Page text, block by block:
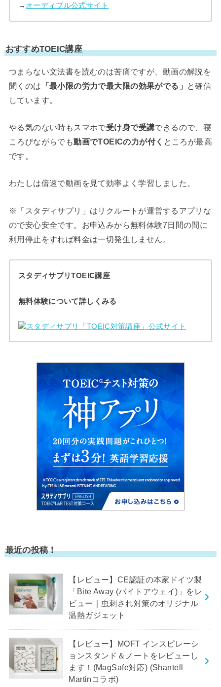
→ オーディブル公式サイト
おすすめTOEIC講座
つまらない文法書を読むのは苦痛ですが、動画の解説を
聞くのは 「最小限の労力で最大限の効果がでる」
と確信
しています。
やる気のない時もスマホで受け身で受講できるので、寝
ころびながらでも動画でTOEICの力が付く ところが最高
です。
わたしは倍速で動画を見て効率よく学習しました。
※「スタディサプリ」はリクルートが運営するアプリな
ので安心安全です。お申込みから無料体験7日間の間に
利用停止をすれば料金は一切発生しません。
スタディサプリTOEIC講座
無料体験について詳しくみる
スタディサプリ「TOEIC対策講座」公式サイト
最近の投稿！
【レビュー】CE認証の本家ドイツ製
「Bite Away (バイトアウェイ)」をレ
ビュー｜虫刺され対策のオリジナル
温熱ガジェット
【レビュー】MOFT インスピレーシ
ョンスタンド＆ノートをレビューし
ます！(MagSafe対応) (Shantell
Martinコラボ)